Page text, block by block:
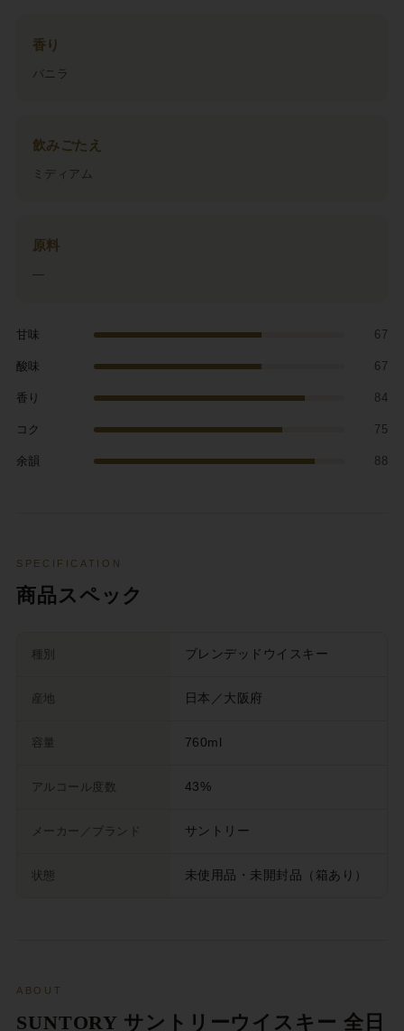
香り
バニラ
飲みごたえ
ミディアム
原料
—
甘味 67
酸味 67
香り 84
コク 75
余韻 88
SPECIFICATION
商品スペック
種別 ブレンデッドウイスキー
産地 日本／大阪府
容量 760ml
アルコール度数 43%
メーカー／ブランド サントリー
状態 未使用品・未開封品（箱あり）
ABOUT
SUNTORY サントリーウイスキー 全日